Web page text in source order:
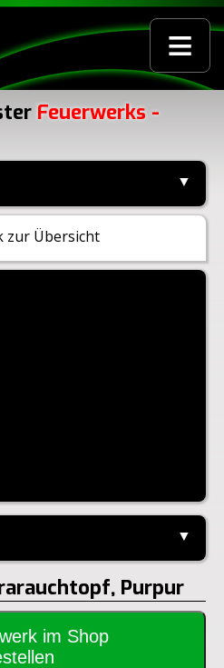
≡
Feuerwerks -
▼
zur Übersicht
▼
Purpur